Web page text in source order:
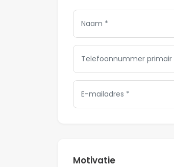
Motivatie